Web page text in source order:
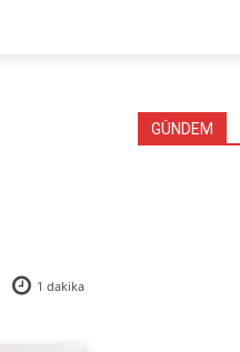
1 dakika
GÜNDEM